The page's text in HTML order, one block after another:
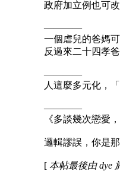
政府加立例也可
————
一個虐兒的爸媽
反過來二十四孝
————
人這麼多元化，
————
《多談幾次戀愛
邏輯謬誤，你是
[ 本帖最後由 dye